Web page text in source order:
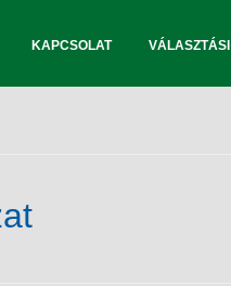
KAPCSOLAT